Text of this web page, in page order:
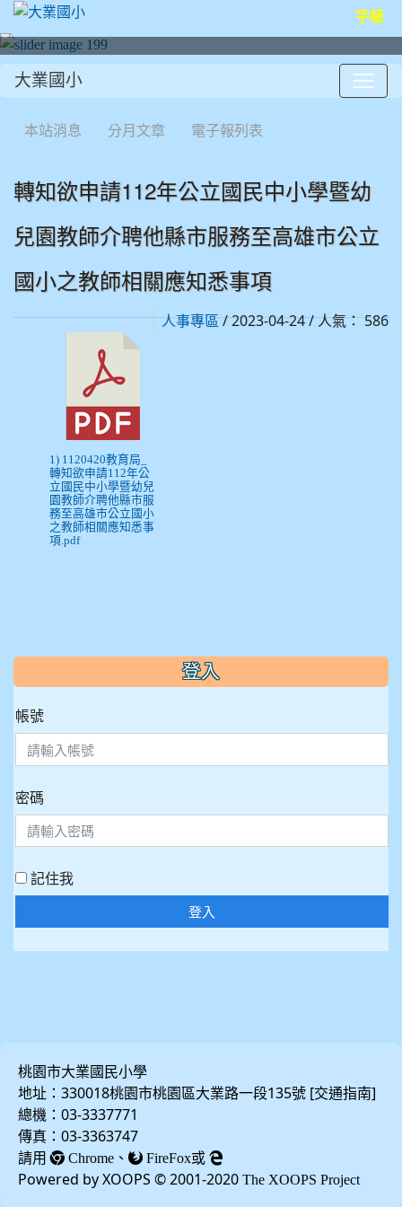
字級
大業國小
本站消息 分月文章 電子報列表
轉知欲申請112年公立國民中小學暨幼
兒園教師介聘他縣市服務至高雄市公立
國小之教師相關應知悉事項
人事專區/ 2023-04-24 / 人氣： 586
1) 1120420教育局_
轉知欲申請112年公
立國民中小學暨幼兒
園教師介聘他縣市服
務至高雄市公立國小
之教師相關應知悉事
項.pdf
::: 登入
帳號
密碼
記住我
登入
桃園市大業國民小學
地址：330018桃園市桃園區大業路一段135號 [交通指南]
總機：03-3337771
傳真：03-3363747
請用
Chrome 、 FireFox或
Powered by XOOPS © 2001-2020 The XOOPS Project